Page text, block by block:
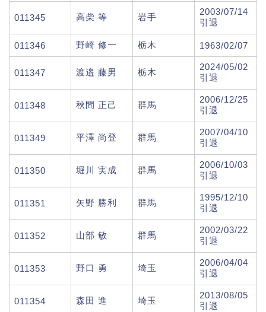
011345 高柴 等 岩手
2003/07/14
引退
011346 野崎 修一 栃木 1963/02/07
011347 渡邉 藤男 栃木
2024/05/02
引退
011348 秋間 正己 群馬
2006/12/25
引退
011349 平澤 尚登 群馬
2007/04/10
引退
011350 堀川 実成 群馬
2006/10/03
引退
011351 矢野 勝利 群馬
1995/12/10
引退
011352 山部 敏 群馬
2002/03/22
引退
011353 野口 勇 埼玉
2006/04/04
引退
011354 森田 進 埼玉
2013/08/05
引退